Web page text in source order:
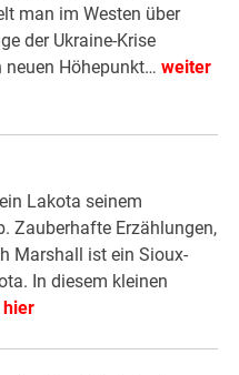
man im Westen über
der Ukraine-Krise
neuen Höhepunkt…weiter
Lakota seinem
Zauberhafte Erzählungen,
Marshall ist ein Sioux-
In diesem kleinen